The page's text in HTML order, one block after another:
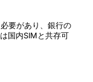
要があり、銀行の
国内SIMと共存可